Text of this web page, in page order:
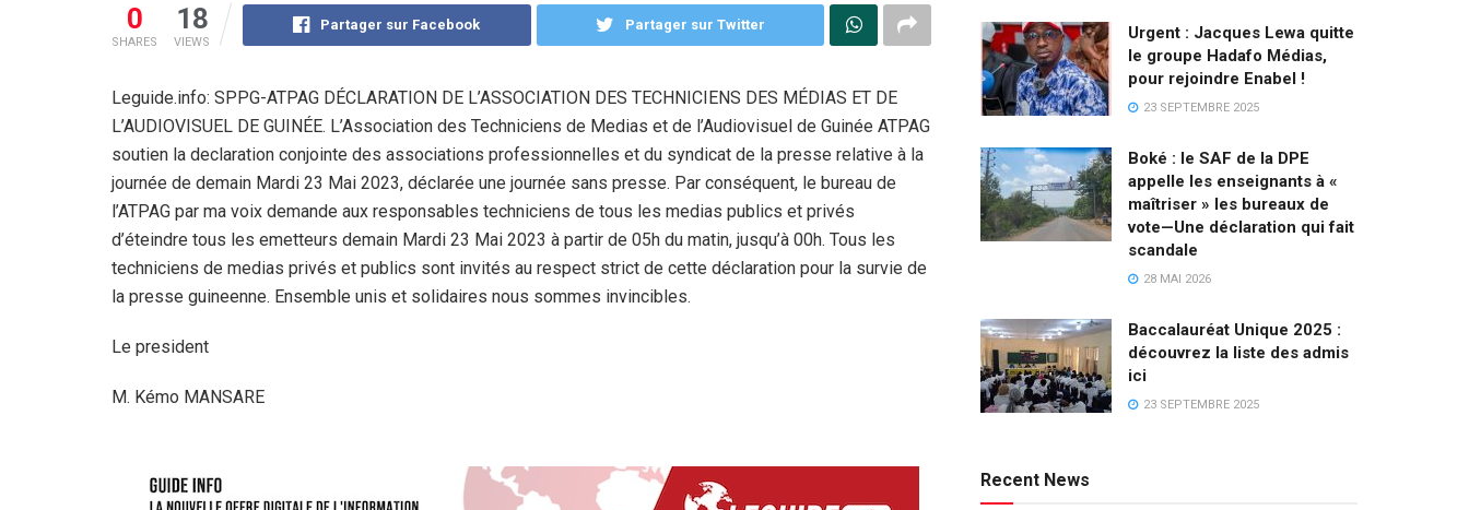
0
SHARES
18
VIEWS
Partager sur Facebook Partager sur Twitter
Leguide.info: SPPG-ATPAG DÉCLARATION DE L’ASSOCIATION DES TECHNICIENS DES MÉDIAS ET DE
L’AUDIOVISUEL DE GUINÉE. L’Association des Techniciens de Medias et de l’Audiovisuel de Guinée ATPAG
soutien la declaration conjointe des associations professionnelles et du syndicat de la presse relative à la
journée de demain Mardi 23 Mai 2023, déclarée une journée sans presse. Par conséquent, le bureau de
l’ATPAG par ma voix demande aux responsables techniciens de tous les medias publics et privés
d’éteindre tous les emetteurs demain Mardi 23 Mai 2023 à partir de 05h du matin, jusqu’à 00h. Tous les
techniciens de medias privés et publics sont invités au respect strict de cette déclaration pour la survie de
la presse guineenne. Ensemble unis et solidaires nous sommes invincibles.
Le president
M. Kémo MANSARE
Urgent : Jacques Lewa quitte
le groupe Hadafo Médias,
pour rejoindre Enabel !
23 SEPTEMBRE 2025
Boké : le SAF de la DPE
appelle les enseignants à «
maîtriser » les bureaux de
vote—Une déclaration qui fait
scandale
28 MAI 2026
Baccalauréat Unique 2025 :
découvrez la liste des admis
ici
23 SEPTEMBRE 2025
Recent News